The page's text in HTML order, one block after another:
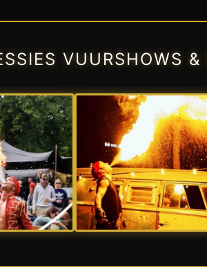
VUURSHOWS &